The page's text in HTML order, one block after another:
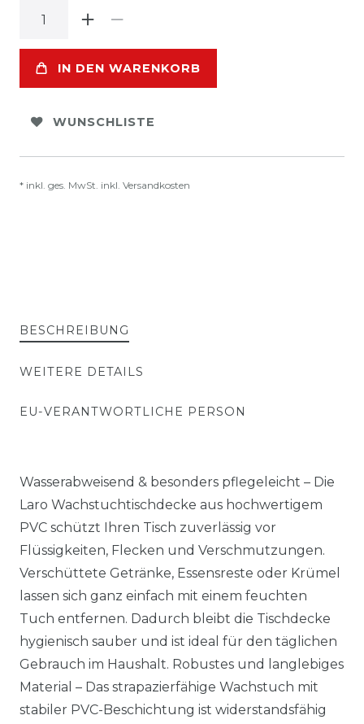
IN DEN WARENKORB
WUNSCHLISTE
* inkl. ges. MwSt. inkl. Versandkosten
BESCHREIBUNG
WEITERE DETAILS
EU-VERANTWORTLICHE PERSON
Wasserabweisend & besonders pflegeleicht – Die
Laro Wachstuchtischdecke aus hochwertigem
PVC schützt Ihren Tisch zuverlässig vor
Flüssigkeiten, Flecken und Verschmutzungen.
Verschüttete Getränke, Essensreste oder Krümel
lassen sich ganz einfach mit einem feuchten
Tuch entfernen. Dadurch bleibt die Tischdecke
hygienisch sauber und ist ideal für den täglichen
Gebrauch im Haushalt. Robustes und langlebiges
Material – Das strapazierfähige Wachstuch mit
stabiler PVC-Beschichtung ist widerstandsfähig